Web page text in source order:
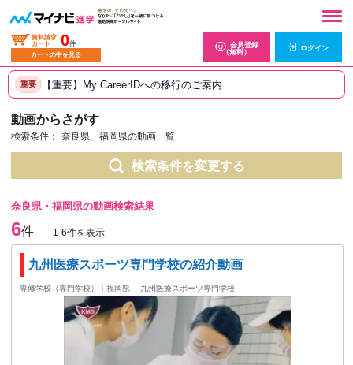
資料請求
カート
0件
カートの中を見る
会員登録
（無料）
ログイン
重要 【重要】My CareerIDへの移行のご案内
動画からさがす
検索条件： 奈良県、福岡県の動画一覧
検索条件を変更する
奈良県・福岡県の動画検索結果
6件 1-6件を表示
九州医療スポーツ専門学校の紹介動画
専修学校（専門学校）｜福岡県 九州医療スポーツ専門学校